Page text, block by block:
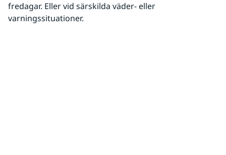
fredagar. Eller vid särskilda väder- eller
varningssituationer.